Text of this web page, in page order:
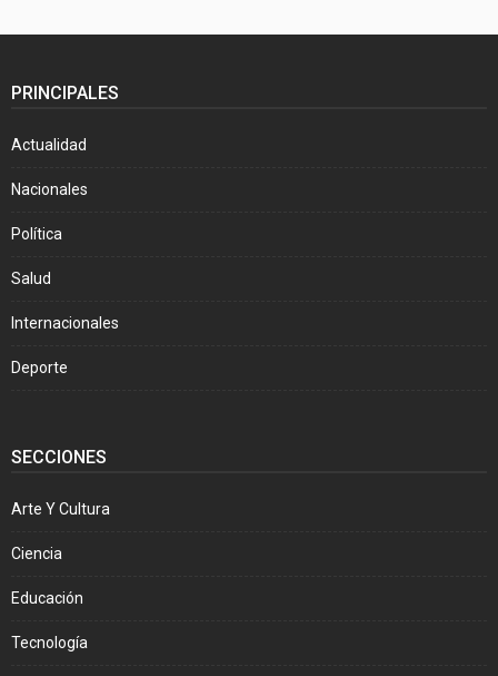
PRINCIPALES
Actualidad
Nacionales
Política
Salud
Internacionales
Deporte
SECCIONES
Arte Y Cultura
Ciencia
Educación
Tecnología